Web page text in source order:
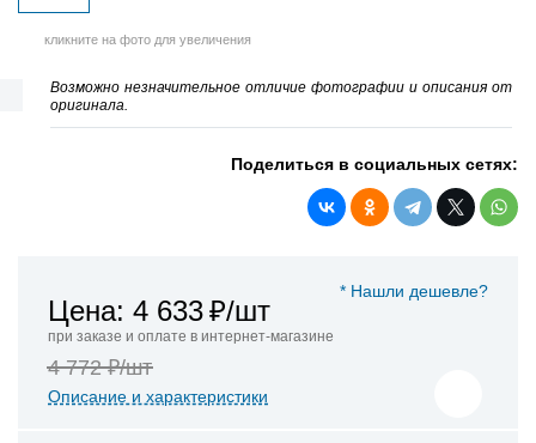
кликните на фото для увеличения
Возможно незначительное отличие фотографии и описания от
оригинала.
Поделиться в социальных сетях:
* Нашли дешевле?
Цена: 4 633₽/шт
при заказе и оплате в интернет-магазине
4 772 ₽/шт
Описание и характеристики